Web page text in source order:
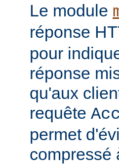
Le module
réponse
pour
réponse
qu'aux
requête
permet
compressé